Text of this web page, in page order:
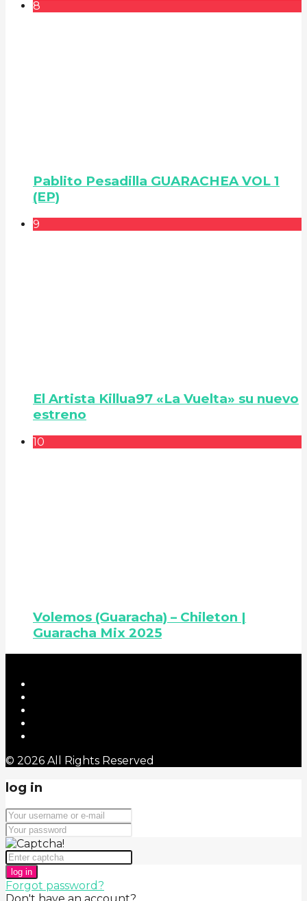
8
Pablito Pesadilla GUARACHEA VOL 1
(EP)
9
El Artista Killua97 «La Vuelta» su nuevo
estreno
10
Volemos (Guaracha) – Chileton |
Guaracha Mix 2025
© 2026 All Rights Reserved
log in
log in
Forgot password?